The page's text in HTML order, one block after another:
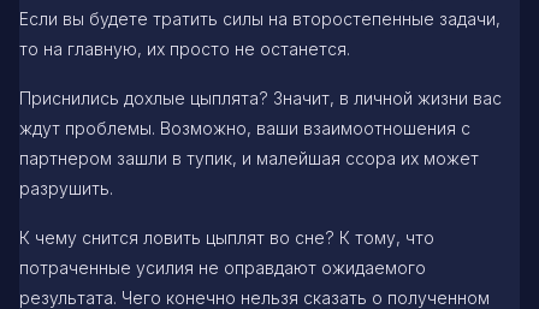
Если вы будете тратить силы на второстепенные задачи,
то на главную, их просто не останется.
Приснились дохлые цыплята? Значит, в личной жизни вас
ждут проблемы. Возможно, ваши взаимоотношения с
партнером зашли в тупик, и малейшая ссора их может
разрушить.
К чему снится ловить цыплят во сне? К тому, что
потраченные усилия не оправдают ожидаемого
результата. Чего конечно нельзя сказать о полученном